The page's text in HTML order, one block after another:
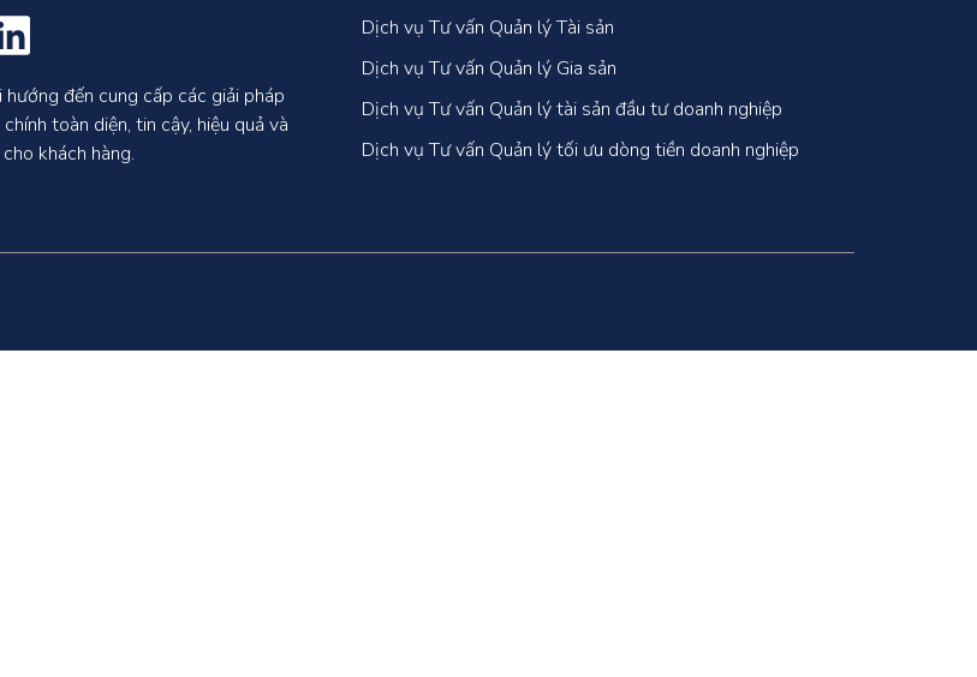
hướng đến cung cấp các giải pháp
toàn diện, tin cậy, hiệu quả và
khách hàng.
Dịch vụ Tư vấn Quản lý Tài sản
Dịch vụ Tư vấn Quản lý Gia sản
Dịch vụ Tư vấn Quản lý tài sản đầu tư doanh nghiệp
Dịch vụ Tư vấn Quản lý tối ưu dòng tiền doanh nghiệp